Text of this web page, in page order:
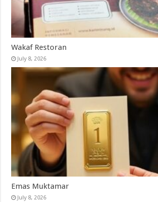
Wakaf Restoran
July 8, 2026
Emas Muktamar
July 8, 2026